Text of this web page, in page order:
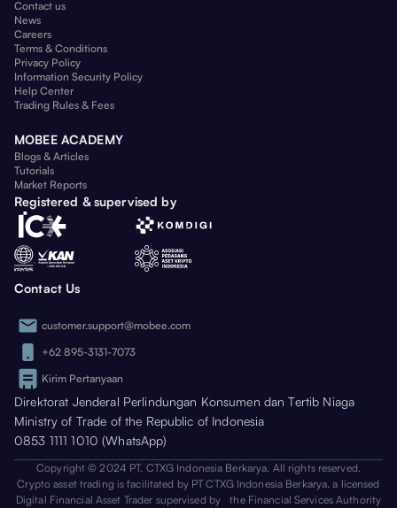
Contact us
News
Careers
Terms & Conditions
Privacy Policy
Information Security Policy
Help Center
Trading Rules & Fees
MOBEE ACADEMY
Blogs & Articles
Tutorials
Market Reports
Registered & supervised by
Contact Us
customer.support@mobee.com
+62 895-3131-7073
Kirim Pertanyaan
Direktorat Jenderal Perlindungan Konsumen dan Tertib Niaga
Ministry of Trade of the Republic of Indonesia
0853 1111 1010 (WhatsApp)
Copyright © 2024 PT. CTXG Indonesia Berkarya. All rights reserved.
Crypto asset trading is facilitated by PT CTXG Indonesia Berkarya, a licensed
Digital Financial Asset Trader supervised by the Financial Services Authority